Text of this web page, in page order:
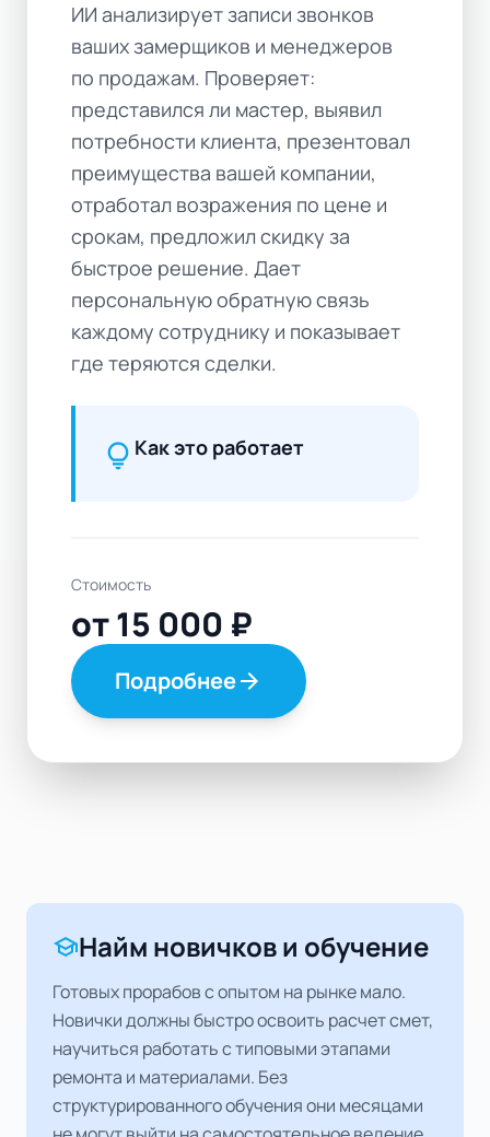
ИИ анализирует записи звонков
ваших замерщиков и менеджеров
по продажам. Проверяет:
представился ли мастер, выявил
потребности клиента, презентовал
преимущества вашей компании,
отработал возражения по цене и
срокам, предложил скидку за
быстрое решение. Дает
персональную обратную связь
каждому сотруднику и показывает
где теряются сделки.
lightbulb Как это работает
Стоимость
от 15 000 ₽
Подробнееarrow_forward
schoolНайм новичков и обучение
Готовых прорабов с опытом на рынке мало.
Новички должны быстро освоить расчет смет,
научиться работать с типовыми этапами
ремонта и материалами. Без
структурированного обучения они месяцами